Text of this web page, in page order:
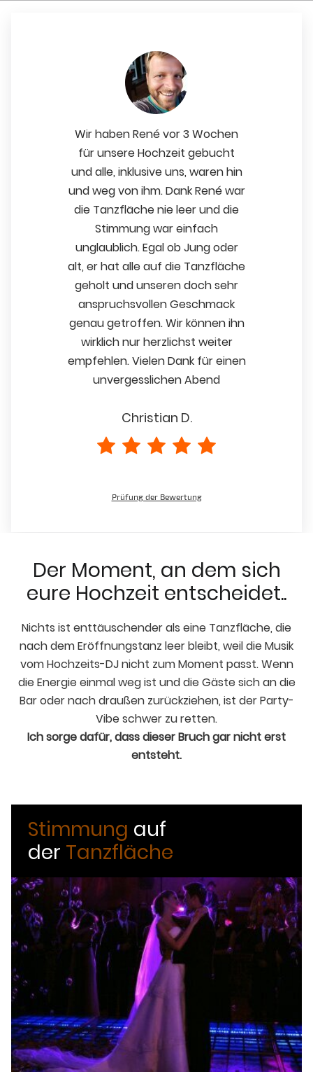
Wir haben René vor 3 Wochen
für unsere Hochzeit gebucht
und alle, inklusive uns, waren hin
und weg von ihm. Dank René war
die Tanzfläche nie leer und die
Stimmung war einfach
unglaublich. Egal ob Jung oder
alt, er hat alle auf die Tanzfläche
geholt und unseren doch sehr
anspruchsvollen Geschmack
genau getroffen. Wir können ihn
wirklich nur herzlichst weiter
empfehlen. Vielen Dank für einen
unvergesslichen Abend
Christian D.
Prüfung der Bewertung
Der Moment, an dem sich
eure Hochzeit entscheidet..
Nichts ist enttäuschender als eine Tanzfläche, die
nach dem Eröffnungstanz leer bleibt, weil die Musik
vom Hochzeits-DJ nicht zum Moment passt. Wenn
die Energie einmal weg ist und die Gäste sich an die
Bar oder nach draußen zurückziehen, ist der Party-
Vibe schwer zu retten.
Ich sorge dafür, dass dieser Bruch gar nicht erst
entsteht.
Stimmung auf
der Tanzfläche